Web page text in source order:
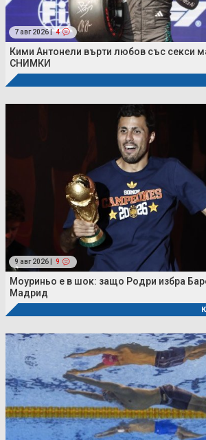
7 авг 2026 | 4
Кими Антонели върти любов със секси
СНИМКИ
9 авг 2026 | 9
Моуриньо е в шок: защо Родри избра
Мадрид